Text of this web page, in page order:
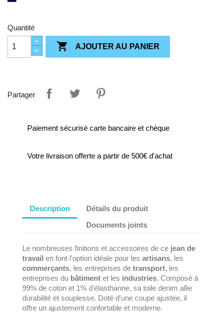
Quantité
 AJOUTER AU PANIER
Partager
Paiement sécurisé carte bancaire et chèque
Votre livraison offerte a partir de 500€ d'achat
Description
Détails du produit
Documents joints
Le nombreuses finitions et accessoires de ce jean de
travail en font l'option idéale pour les artisans, les
commerçants, les entreprises de transport, les
entreprises du bâtiment et les industries. Composé à
99% de coton et 1% d'élasthanne, sa toile denim allie
durabilité et souplesse. Doté d'une coupe ajustée, il
offre un ajustement confortable et moderne.